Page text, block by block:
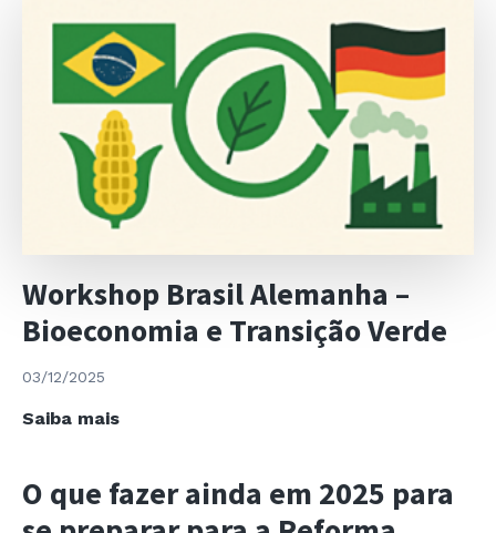
Workshop Brasil Alemanha –
Bioeconomia e Transição Verde
03/12/2025
Saiba maisWorkshop
–
Bioeconomia
O que fazer ainda em 2025 para